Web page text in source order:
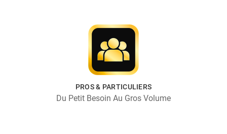
PROS & PARTICULIERS
Du Petit Besoin Au Gros Volume